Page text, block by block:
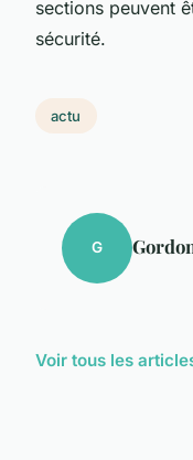
sections peuvent
sécurité.
actu
G
Voir tous les